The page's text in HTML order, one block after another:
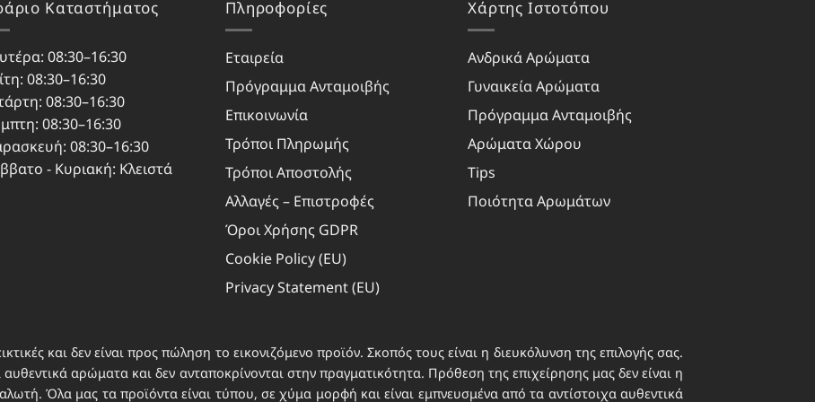
Καταστήματος
08:30–16:30
08:30–16:30
08:30–16:30
08:30–16:30
08:30–16:30
- Κυριακή: Κλειστά
Πληροφορίες
Εταιρεία
Πρόγραμμα Ανταμοιβής
Επικοινωνία
Τρόποι Πληρωμής
Τρόποι Αποστολής
Αλλαγές – Επιστροφές
Όροι Χρήσης GDPR
Cookie Policy (EU)
Privacy Statement (EU)
Χάρτης Ιστοτόπου
Ανδρικά Αρώματα
Γυναικεία Αρώματα
Πρόγραμμα Ανταμοιβής
Αρώματα Χώρου
Tips
Ποιότητα Αρωμάτων
και δεν είναι προς πώληση το εικονιζόμενο προϊόν. Σκοπός τους είναι η διευκόλυνση της επιλογής σας.
αρώματα και δεν ανταποκρίνονται στην πραγματικότητα. Πρόθεση της επιχείρησης μας δεν είναι η
Όλα μας τα προϊόντα είναι τύπου, σε χύμα μορφή και είναι εμπνευσμένα από τα αντίστοιχα αυθεντικά